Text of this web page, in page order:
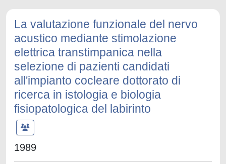
La valutazione funzionale del nervo
acustico mediante stimolazione
elettrica transtimpanica nella
selezione di pazienti candidati
all'impianto cocleare dottorato di
ricerca in istologia e biologia
fisiopatologica del labirinto
1989